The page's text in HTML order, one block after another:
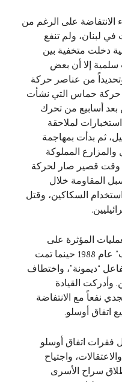
الانتفاضة على الرغم من
في لبنان، ولم تنفع
دخلت متخفية بين
سلمية إلا أن بعض
وتحديداً من عناصر حركة
حركة حماس التي نشأت
أسابيع من تحرك
لملاحقة
ثم بدأت بمهاجمة
والمزارع المملوكة
وقت قصير صار لحركة
المقاومة خلال
السكاكين، وقتل
المؤثرة على
إسرائيل مثل عملية “ديمونا بالنقب” عام 1988 حينما تمت
“ديمونة”، واختطاف
وأدركت القيادة
نفعاً مع الانتفاضة
اتفاق أوسلو.
فقرات اتفاق أوسلو
واجتياح
سراح الأسرى